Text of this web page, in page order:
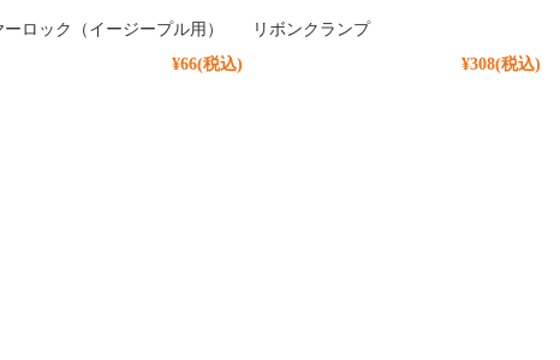
ーロック（イージープル用）
¥66(税込)
リボンクランプ
¥308(税込)